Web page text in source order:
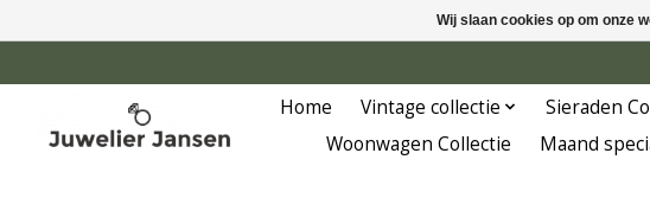
Home Vintage collectie Sieraden
Woonwagen Collectie
Maand
Wij slaan cookies op om onze